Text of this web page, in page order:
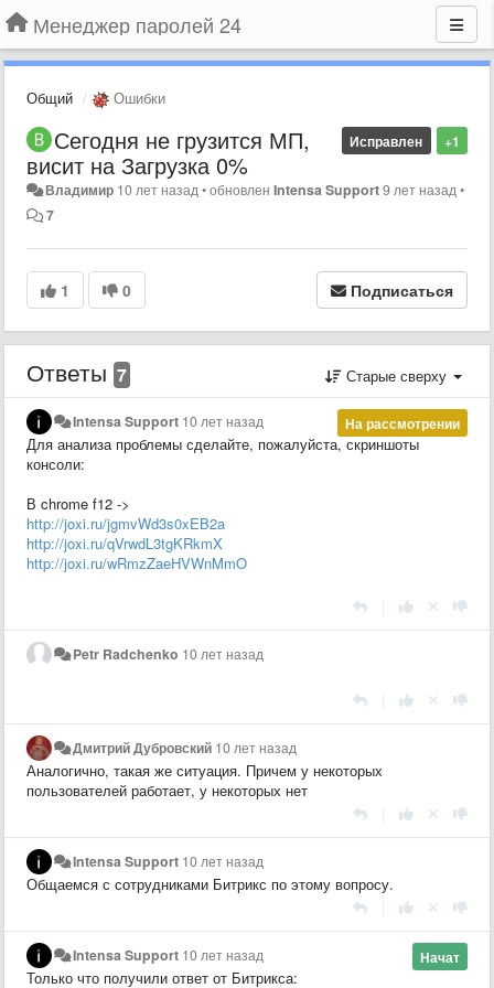
Менеджер паролей 24
Общий Ошибки
+1
Исправлен
Сегодня не грузится МП,
висит на Загрузка 0%
Владимир 10 лет назад •обновленIntensa Support9 лет назад •
7
1 0 Подписаться
Ответы 7 Старые сверху
На рассмотрении
Intensa Support 10 лет назад
Для анализа проблемы сделайте, пожалуйста, скриншоты
консоли:
В chrome f12 ->
http://joxi.ru/jgmvWd3s0xEB2a
http://joxi.ru/qVrwdL3tgKRkmX
http://joxi.ru/wRmzZaeHVWnMmO
Petr Radchenko 10 лет назад
Дмитрий Дубровский 10 лет назад
Аналогично, такая же ситуация. Причем у некоторых
пользователей работает, у некоторых нет
Intensa Support 10 лет назад
Общаемся с сотрудниками Битрикс по этому вопросу.
Начат
Intensa Support 10 лет назад
Только что получили ответ от Битрикса: